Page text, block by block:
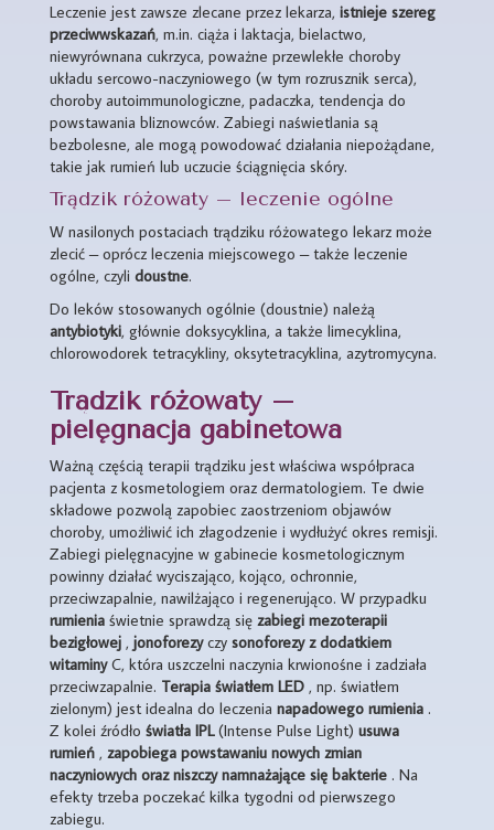
Leczenie jest zawsze zlecane przez lekarza, istnieje szereg
przeciwwskazań, m.in. ciąża i laktacja, bielactwo,
niewyrównana cukrzyca, poważne przewlekłe choroby
układu sercowo-naczyniowego (w tym rozrusznik serca),
choroby autoimmunologiczne, padaczka, tendencja do
powstawania bliznowców. Zabiegi naświetlania są
bezbolesne, ale mogą powodować działania niepożądane,
takie jak rumień lub uczucie ściągnięcia skóry.
Trądzik różowaty – leczenie ogólne
W nasilonych postaciach trądziku różowatego lekarz może
zlecić – oprócz leczenia miejscowego – także leczenie
ogólne, czyli doustne.
Do leków stosowanych ogólnie (doustnie) należą
antybiotyki, głównie doksycyklina, a także limecyklina,
chlorowodorek tetracykliny, oksytetracyklina, azytromycyna.
Trądzik różowaty –
pielęgnacja gabinetowa
Ważną częścią terapii trądziku jest właściwa współpraca
pacjenta z kosmetologiem oraz dermatologiem. Te dwie
składowe pozwolą zapobiec zaostrzeniom objawów
choroby, umożliwić ich złagodzenie i wydłużyć okres remisji.
Zabiegi pielęgnacyjne w gabinecie kosmetologicznym
powinny działać wyciszająco, kojąco, ochronnie,
przeciwzapalnie, nawilżająco i regenerująco. W przypadku
rumienia świetnie sprawdzą się zabiegi mezoterapii
bezigłowej , jonoforezyczy sonoforezy z dodatkiem
witaminyC, która uszczelni naczynia krwionośne i zadziała
przeciwzapalnie. Terapia światłem LED , np. światłem
zielonym) jest idealna do leczenia napadowego rumienia .
Z kolei źródło światła IPL(Intense Pulse Light) usuwa
rumień , zapobiega powstawaniu nowych zmian
naczyniowych oraz niszczy namnażające się bakterie . Na
efekty trzeba poczekać kilka tygodni od pierwszego
zabiegu.